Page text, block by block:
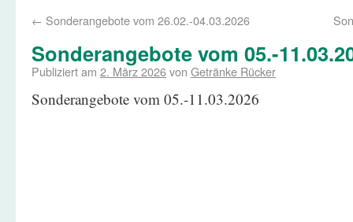
← Sonderangebote vom 26.02.-04.03.2026
Sonderangebote vom 05.-
Publiziert am 2. März 2026von Getränke Rücker
Sonderangebote vom 05.-11.03.2026